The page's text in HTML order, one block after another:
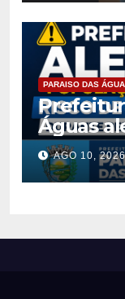
PARAISO DAS
Águas
risco de
período
AGO 10, 2026